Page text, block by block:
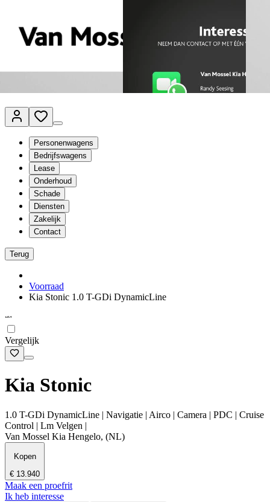
Vestigingen
Werkplaatsplanner
Vacatures
nl- Nederlands
Personenwagens
Bedrijfswagens
Lease
Onderhoud
Schade
Diensten
Zakelijk
Contact
Terug
Voorraad
Kia Stonic 1.0 T-GDi DynamicLine
Vergelijk
Kia Stonic
1.0 T-GDi DynamicLine | Navigatie | Airco | Camera | PDC | Cruise
Control | Lm Velgen |
Van Mossel Kia Hengelo, (NL)
Kopen
€ 13.940
Maak een proefrit
Ik heb interesse